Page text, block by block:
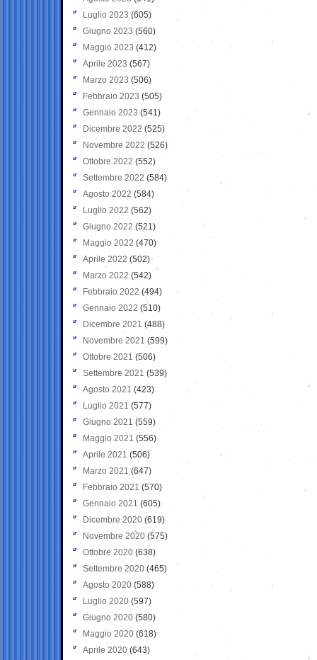
Luglio 2023 (605)
Giugno 2023 (560)
Maggio 2023 (412)
Aprile 2023 (567)
Marzo 2023 (506)
Febbraio 2023 (505)
Gennaio 2023 (541)
Dicembre 2022 (525)
Novembre 2022 (526)
Ottobre 2022 (552)
Settembre 2022 (584)
Agosto 2022 (584)
Luglio 2022 (562)
Giugno 2022 (521)
Maggio 2022 (470)
Aprile 2022 (502)
Marzo 2022 (542)
Febbraio 2022 (494)
Gennaio 2022 (510)
Dicembre 2021 (488)
Novembre 2021 (599)
Ottobre 2021 (506)
Settembre 2021 (539)
Agosto 2021 (423)
Luglio 2021 (577)
Giugno 2021(559)
Maggio 2021 (556)
Aprile 2021 (506)
Marzo 2021 (647)
Febbraio 2021 (570)
Gennaio 2021 (605)
Dicembre 2020 (619)
Novembre 2020 (575)
Ottobre 2020 (638)
Settembre 2020(465)
Agosto 2020 (588)
Luglio 2020 (597)
Giugno 2020 (580)
Maggio 2020 (618)
Aprile 2020 (643)